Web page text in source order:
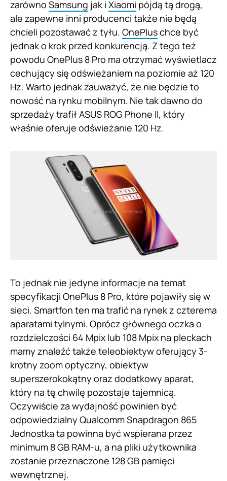
zarówno Samsung jak i Xiaomi pójdą tą drogą,
ale zapewne inni producenci także nie będą
chcieli pozostawać z tyłu. OnePluschce być
jednak o krok przed konkurencją. Z tego też
powodu OnePlus 8 Pro ma otrzymać wyświetlacz
cechujący się odświeżaniem na poziomie aż 120
Hz. Warto jednak zauważyć, że nie będzie to
nowość na rynku mobilnym. Nie tak dawno do
sprzedaży trafił ASUS ROG Phone II, który
właśnie oferuje odświeżanie 120 Hz.
To jednak nie jedyne informacje na temat
specyfikacji OnePlus 8 Pro, które pojawiły się w
sieci. Smartfon ten ma trafić na rynek z czterema
aparatami tylnymi. Oprócz głównego oczka o
rozdzielczości 64 Mpix lub 108 Mpix na pleckach
mamy znaleźć także teleobiektyw oferujący 3-
krotny zoom optyczny, obiektyw
superszerokokątny oraz dodatkowy aparat,
który na tę chwilę pozostaje tajemnicą.
Oczywiście za wydajność powinien być
odpowiedzialny Qualcomm Snapdragon 865
Jednostka ta powinna być wspierana przez
minimum 8 GB RAM-u, a na pliki użytkownika
zostanie przeznaczone 128 GB pamięci
wewnętrznej.